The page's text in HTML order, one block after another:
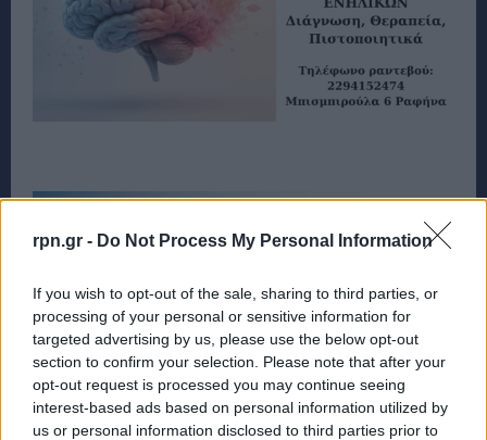
rpn.gr - Do Not Process My Personal Information
If you wish to opt-out of the sale, sharing to third parties, or
processing of your personal or sensitive information for
targeted advertising by us, please use the below opt-out
section to confirm your selection. Please note that after your
opt-out request is processed you may continue seeing
interest-based ads based on personal information utilized by
us or personal information disclosed to third parties prior to